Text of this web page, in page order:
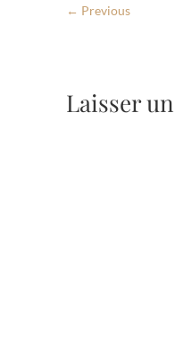
← Previous
Laisser